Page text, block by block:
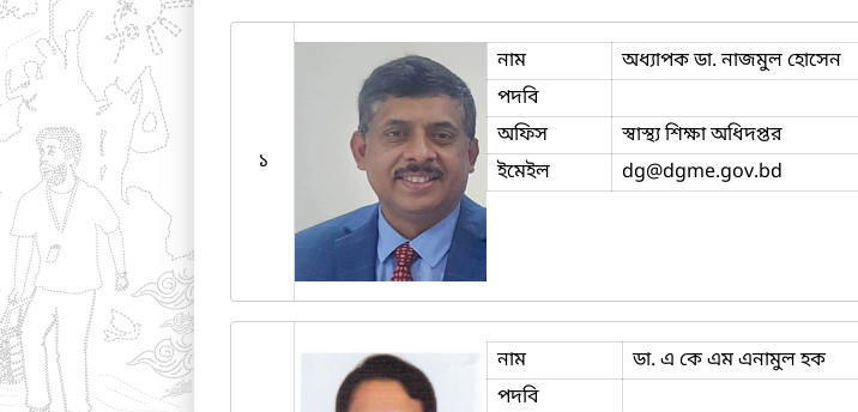
১
নাম
অধ্যাপক ডা. নাজমুল হোসেন
পদবি
অফিস
স্বাস্থ্য শিক্ষা অধিদপ্তর
ইমেইল
dg@dgme.gov.bd
নাম
ডা. এ কে এম এনামুল হক
পদবি